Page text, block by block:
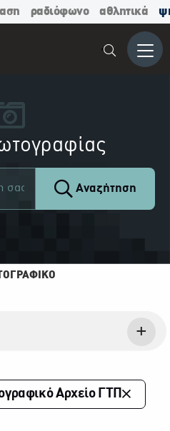
ραδιόφωνο αθλητικά
Μενού
Αναζήτηση
Αρχείο ΓΤΠ